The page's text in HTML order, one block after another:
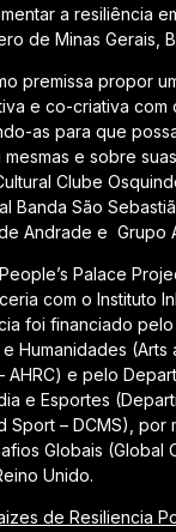
a resiliência
de Minas Gerais,
premissa propor
e co-criativa com
as para que
e sobre
Clube
Banda São
Andrade e Grupo
Palace
com o Instituto
foi financiado
Humanidades (Arts
AHRC) e pelo
e Esportes
Sport – DCMS), por
Globais (Global
Unido.
de Resiliencia